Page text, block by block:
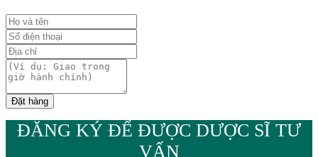
ĐĂNG KÝ ĐỂ ĐƯỢC DƯỢC SĨ TƯ
VẤN